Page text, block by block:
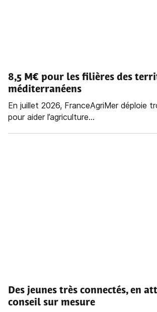
8,5 M€ pour les filières des
méditerranéens
En juillet 2026, FranceAgriMer déploie
pour aider l’agriculture...
Des jeunes très connectés, en
conseil sur mesure